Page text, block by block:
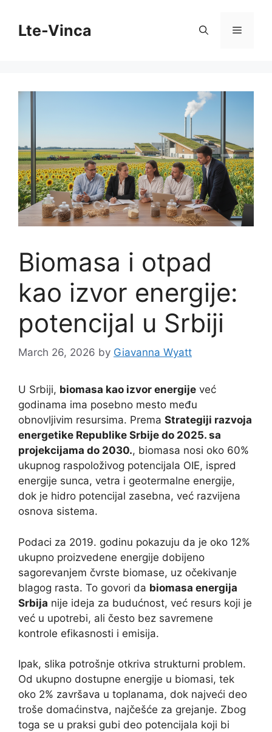
contentLte-Vinca Menu
Biomasa i otpad
kao izvor energije:
potencijal u Srbiji
March 26, 2026 by Giavanna Wyatt
U Srbiji, biomasa kao izvor energije već
godinama ima posebno mesto među
obnovljivim resursima. Prema Strategiji razvoja
energetike Republike Srbije do 2025. sa
projekcijama do 2030., biomasa nosi oko 60%
ukupnog raspoloživog potencijala OIE, ispred
energije sunca, vetra i geotermalne energije,
dok je hidro potencijal zasebna, već razvijena
osnova sistema.
Podaci za 2019. godinu pokazuju da je oko 12%
ukupno proizvedene energije dobijeno
sagorevanjem čvrste biomase, uz očekivanje
blagog rasta. To govori da biomasa energija
Srbija nije ideja za budućnost, već resurs koji je
već u upotrebi, ali često bez savremene
kontrole efikasnosti i emisija.
Ipak, slika potrošnje otkriva strukturni problem.
Od ukupno dostupne energije u biomasi, tek
oko 2% završava u toplanama, dok najveći deo
troše domaćinstva, najčešće za grejanje. Zbog
toga se u praksi gubi deo potencijala koji bi